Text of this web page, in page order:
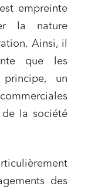
empreinte
la nature
Ainsi, il
que les
un
la société
des